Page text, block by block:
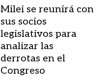
Milei se reunirá con
sus socios
legislativos para
analizar las
derrotas en el
Congreso